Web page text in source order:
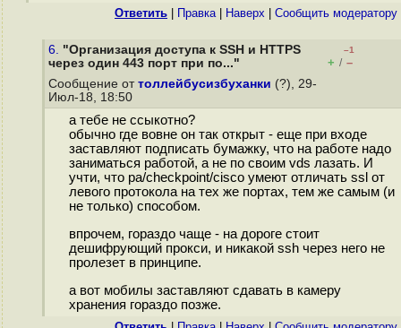
Ответить Правка| Наверх Cообщить модератору
6. "Организация доступа к SSH и HTTPS
через один 443 порт при по..."
–1
+ / –
Сообщение от толлейбусизбуханки (?), 29-
Июл-18, 18:50
а тебе не ссыкотно?
обычно где вовне он так открыт - еще при входе
заставляют подписать бумажку, что на работе надо
заниматься работой, а не по своим vds лазать. И
учти, что pa/checkpoint/cisco умеют отличать ssl от
левого протокола на тех же портах, тем же самым (и
не только) способом.
впрочем, гораздо чаще - на дороге стоит
дешифрующий прокси, и никакой ssh через него не
пролезет в принципе.
а вот мобилы заставляют сдавать в камеру
хранения гораздо позже.